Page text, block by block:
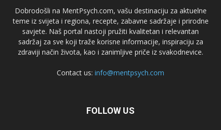
Dobrodošli na MentPsych.com, vašu destinaciju za aktuelne
teme iz svijeta i regiona, recepte, zabavne sadržaje i prirodne
savjete. Naš portal nastoji pružiti kvalitetan i relevantan
sadržaj za sve koji traže korisne informacije, inspiraciju za
zdraviji način života, kao i zanimljive priče iz svakodnevice.
Contact us: info@mentpsych.com
FOLLOW US